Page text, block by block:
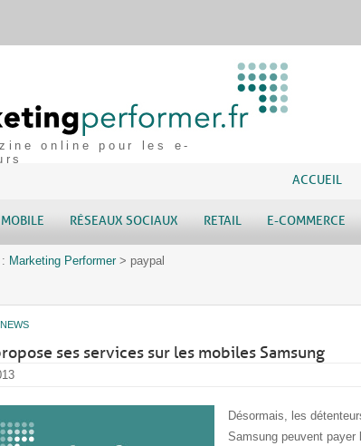
online pour les e-
ACCUEIL
RÉSEAUX SOCIAUX RETAIL E-COMMERCE
Marketing Performer> paypal
ses services sur les mobiles Samsung
Désormais, les
Samsung peuvent